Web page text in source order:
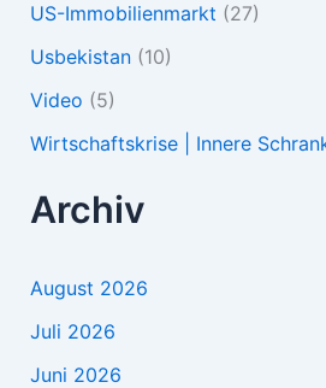
US-Immobilienmarkt (27)
Usbekistan(10)
Video (5)
Wirtschaftskrise | Innere
Archiv
August 2026
Juli 2026
Juni 2026